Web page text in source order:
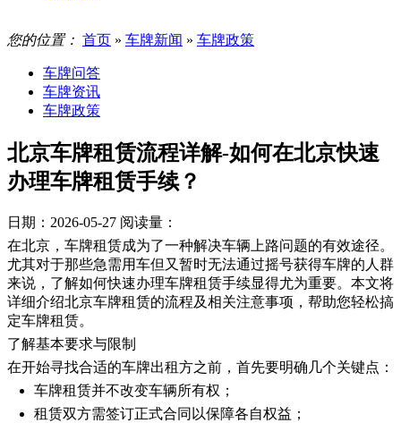
您的位置： 首页 » 车牌新闻 » 车牌政策
车牌问答
车牌资讯
车牌政策
北京车牌租赁流程详解-如何在北京快速
办理车牌租赁手续？
日期：2026-05-27 阅读量：
在北京，车牌租赁成为了一种解决车辆上路问题的有效途径。
尤其对于那些急需用车但又暂时无法通过摇号获得车牌的人群
来说，了解如何快速办理车牌租赁手续显得尤为重要。本文将
详细介绍北京车牌租赁的流程及相关注意事项，帮助您轻松搞
定车牌租赁。
了解基本要求与限制
在开始寻找合适的车牌出租方之前，首先要明确几个关键点：
车牌租赁并不改变车辆所有权；
租赁双方需签订正式合同以保障各自权益；